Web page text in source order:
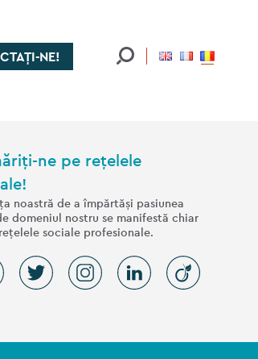
NE!
ne pe rețelele
noastră de a împărtăși pasiunea
domeniul nostru se manifestă chiar
sociale profesionale.